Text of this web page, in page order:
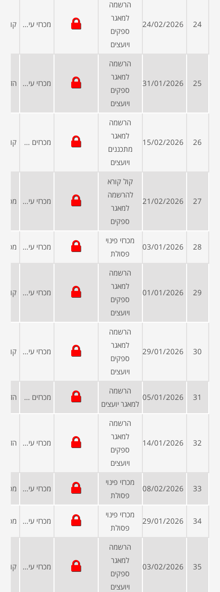
24
24/02/2026
הרשמה
למאגר
ספקים
ויועצים
מכרזי עיריות ומועצות
25
31/01/2026
הרשמה
למאגר
ספקים
ויועצים
מכרזי עיריות ומועצות
26
15/02/2026
הרשמה
למאגר
מתכננים
ויועצים
מכרזים פומביים
27
21/02/2026
קול קורא
להרשמה
למאגר
ספקים
מכרזי עיריות ומועצות
28
03/01/2026
מכרזי פינוי
פסולת
מכרזי עיריות ומועצות
29
01/01/2026
הרשמה
למאגר
ספקים
ויועצים
מכרזי עיריות ומועצות
30
29/01/2026
הרשמה
למאגר
ספקים
ויועצים
מכרזי עיריות ומועצות
31
05/01/2026
הרשמה
למאגר יועצים
מכרזים פומביים
32
14/01/2026
הרשמה
למאגר
ספקים
ויועצים
מכרזי עיריות ומועצות
33
08/02/2026
מכרזי פינוי
פסולת
מכרזי עיריות ומועצות
34
29/01/2026
מכרזי פינוי
פסולת
מכרזי עיריות ומועצות
35
03/02/2026
הרשמה
למאגר
ספקים
ויועצים
מכרזי עיריות ומועצות